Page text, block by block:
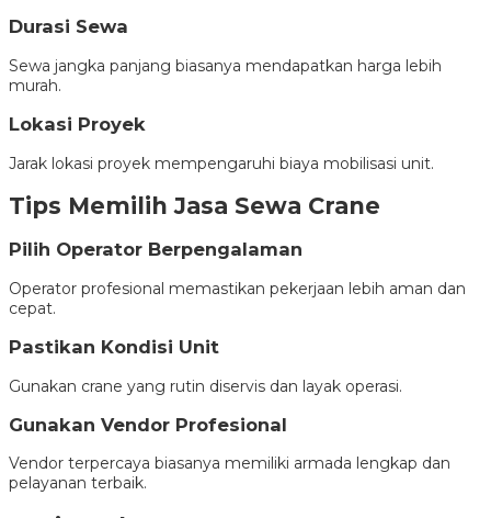
Durasi Sewa
Sewa jangka panjang biasanya mendapatkan harga lebih
murah.
Lokasi Proyek
Jarak lokasi proyek mempengaruhi biaya mobilisasi unit.
Tips Memilih Jasa Sewa Crane
Pilih Operator Berpengalaman
Operator profesional memastikan pekerjaan lebih aman dan
cepat.
Pastikan Kondisi Unit
Gunakan crane yang rutin diservis dan layak operasi.
Gunakan Vendor Profesional
Vendor terpercaya biasanya memiliki armada lengkap dan
pelayanan terbaik.